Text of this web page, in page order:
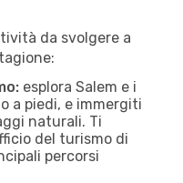
da svolgere a
esplora Salem e i
a piedi, e immergiti
naturali. Ti
del turismo di
percorsi